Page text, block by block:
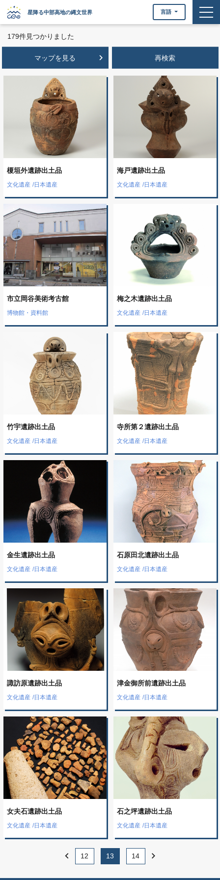
星降る中部高地の縄文世界 言語
179件見つかりました
榎垣外遺跡出土品
文化遺産 /日本遺産
海戸遺跡出土品
文化遺産 /日本遺産
市立岡谷美術考古館
博物館・資料館
梅之木遺跡出土品
文化遺産 /日本遺産
竹宇遺跡出土品
文化遺産 /日本遺産
寺所第２遺跡出土品
文化遺産 /日本遺産
金生遺跡出土品
文化遺産 /日本遺産
石原田北遺跡出土品
文化遺産 /日本遺産
諏訪原遺跡出土品
文化遺産 /日本遺産
津金御所前遺跡出土品
文化遺産 /日本遺産
女夫石遺跡出土品
文化遺産 /日本遺産
石之坪遺跡出土品
文化遺産 /日本遺産
マップを見る keyboard_arrow_right
chevron_left 12 13 14 chevron_right